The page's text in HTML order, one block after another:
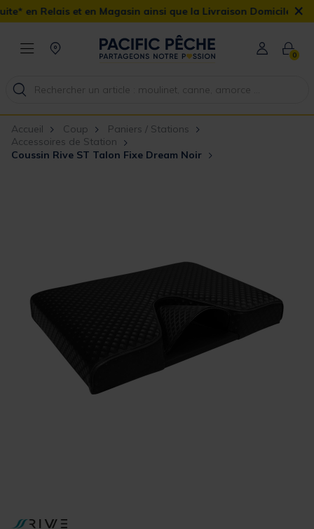
Relais et en Magasin ainsi que la Livraison Domicile offerte×
0
Accueil Coup
Paniers / Stations
Accessoires de Station
Coussin Rive ST Talon Fixe Dream Noir